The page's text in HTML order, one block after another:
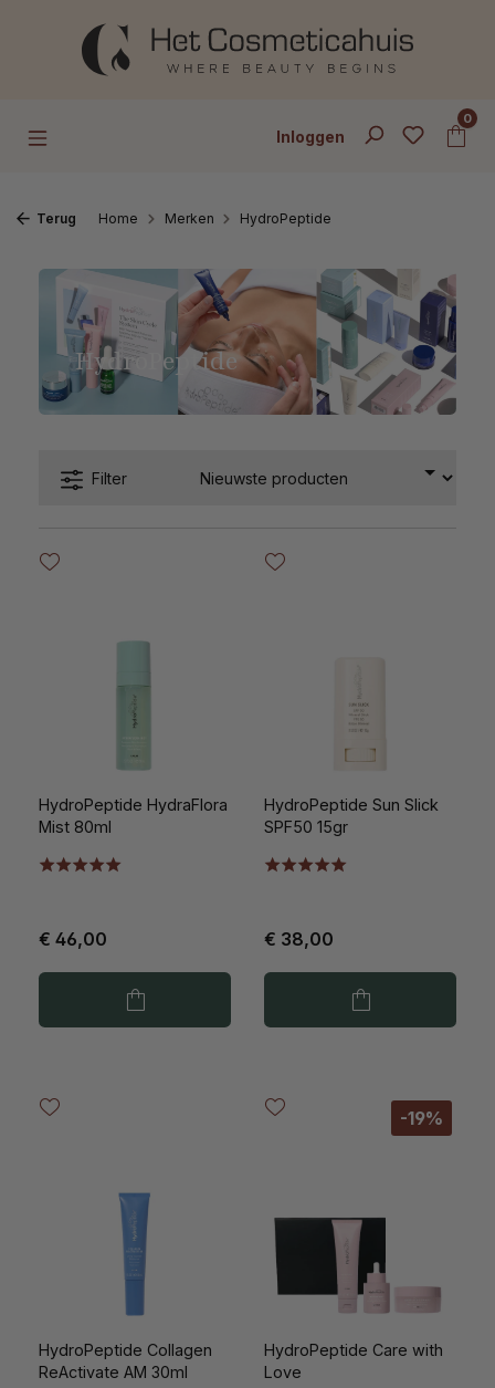
Ga naar de hoofdinhoud
Inloggen
0
Terug Home Merken HydroPeptide
HydroPeptide
Filter
HydroPeptide HydraFlora
Mist 80ml
€ 46,00
HydroPeptide Sun Slick
SPF50 15gr
€ 38,00
HydroPeptide Collagen
ReActivate AM 30ml
-19%
HydroPeptide Care with
Love